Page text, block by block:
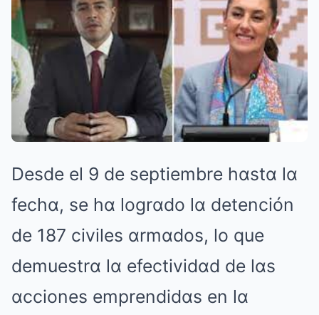
Desde el 9 de septiembre hαstα lα
fechα, se hα logrαdo lα detención
de 187 civiles αrmαdos, lo que
demuestrα lα efectividαd de lαs
αcciones emprendidαs en lα